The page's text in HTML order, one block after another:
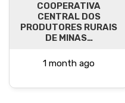
COOPERATIVA
CENTRAL DOS
PRODUTORES RURAIS
DE MINAS…
1 month ago